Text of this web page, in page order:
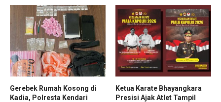
Gerebek Rumah Kosong di
Kadia, Polresta Kendari
Ketua Karate Bhayangkara
Presisi Ajak Atlet Tampil